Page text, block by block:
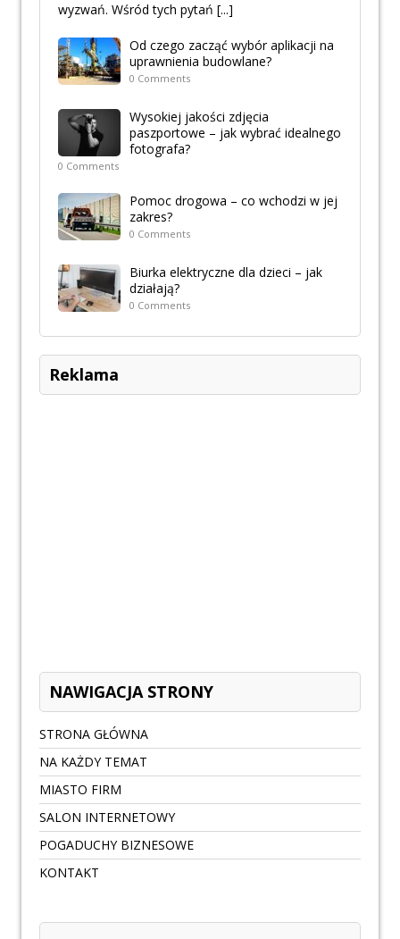
wyzwań. Wśród tych pytań [...]
Od czego zacząć wybór aplikacji na
uprawnienia budowlane?
0 Comments
Wysokiej jakości zdjęcia
paszportowe – jak wybrać idealnego
fotografa?
0 Comments
Pomoc drogowa – co wchodzi w jej
zakres?
0 Comments
Biurka elektryczne dla dzieci – jak
działają?
0 Comments
Reklama
NAWIGACJA STRONY
STRONA GŁÓWNA
NA KAŻDY TEMAT
MIASTO FIRM
SALON INTERNETOWY
POGADUCHY BIZNESOWE
KONTAKT